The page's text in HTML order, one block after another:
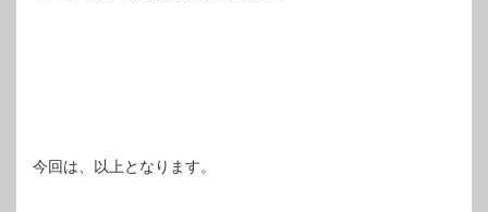
今回は、以上となります。